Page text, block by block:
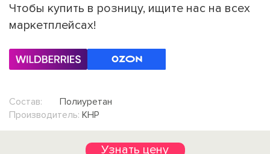
Чтобы купить в розницу, ищите нас на всех
маркетплейсах!
Состав:
Полиуретан
Производитель: КНР
Узнать цену